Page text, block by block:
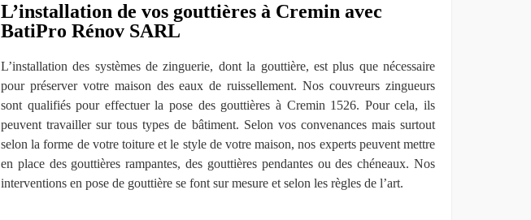
L’installation de vos gouttières à Cremin avec
BatiPro Rénov SARL
L’installation des systèmes de zinguerie, dont la gouttière, est plus que nécessaire
pour préserver votre maison des eaux de ruissellement. Nos couvreurs zingueurs
sont qualifiés pour effectuer la pose des gouttières à Cremin 1526. Pour cela, ils
peuvent travailler sur tous types de bâtiment. Selon vos convenances mais surtout
selon la forme de votre toiture et le style de votre maison, nos experts peuvent mettre
en place des gouttières rampantes, des gouttières pendantes ou des chéneaux. Nos
interventions en pose de gouttière se font sur mesure et selon les règles de l’art.